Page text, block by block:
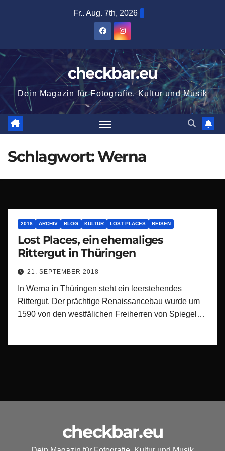
Fr.. Aug. 7th, 2026
checkbar.eu
Dein Magazin für Fotografie, Kultur und Musik
Schlagwort:Werna
2018 ARCHIV BLOG KULTUR LOST PLACES REISEN
Lost Places, ein ehemaliges
Rittergut in Thüringen
21. SEPTEMBER 2018
In Werna in Thüringen steht ein leerstehendes
Rittergut. Der prächtige Renaissancebau wurde um
1590 von den westfälichen Freiherren von Spiegel…
checkbar.eu